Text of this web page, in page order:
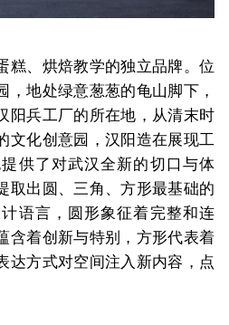
糕、烘焙教学的独立品牌。位
，地处绿意葱葱的龟山脚下，
阳兵工厂的所在地，从清末时
文化创意园，汉阳造在展现工
供了对武汉全新的切口与体
取出圆、三角、方形最基础的
语言，圆形象征着完整和连
含着创新与特别，方形代表着
达方式对空间注入新内容，点